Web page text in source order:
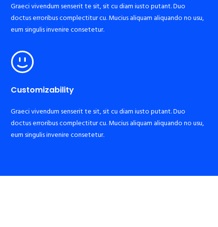
Graeci vivendum senserit te sit, sit cu diam iusto putant. Duo
doctus erroribus complectitur cu. Mucius aliquam aliquando no usu,
eum singulis invenire consetetur.
Customizability
Graeci vivendum senserit te sit, sit cu diam iusto putant. Duo
doctus erroribus complectitur cu. Mucius aliquam aliquando no usu,
eum singulis invenire consetetur.